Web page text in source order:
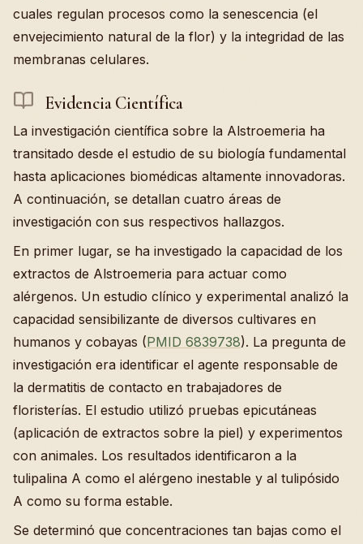
cuales regulan procesos como la senescencia (el
envejecimiento natural de la flor) y la integridad de las
membranas celulares.
Evidencia Científica
La investigación científica sobre la Alstroemeria ha
transitado desde el estudio de su biología fundamental
hasta aplicaciones biomédicas altamente innovadoras.
A continuación, se detallan cuatro áreas de
investigación con sus respectivos hallazgos.
En primer lugar, se ha investigado la capacidad de los
extractos de Alstroemeria para actuar como
alérgenos. Un estudio clínico y experimental analizó la
capacidad sensibilizante de diversos cultivares en
humanos y cobayas (PMID 6839738). La pregunta de
investigación era identificar el agente responsable de
la dermatitis de contacto en trabajadores de
floristerías. El estudio utilizó pruebas epicutáneas
(aplicación de extractos sobre la piel) y experimentos
con animales. Los resultados identificaron a la
tulipalina A como el alérgeno inestable y al tulipósido
A como su forma estable.
Se determinó que concentraciones tan bajas como el